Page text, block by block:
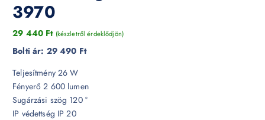
3970
29 440 Ft (készletről érdeklődjön)
Bolti ár: 29 490 Ft
Teljesítmény 26 W
Fényerő 2 600 lumen
Sugárzási szög 120 °
IP védettség IP 20